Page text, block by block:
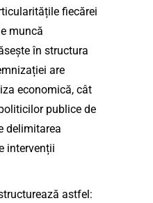
fiecărei
muncă
în structura
are
economică, cât
publice de
delimitarea
intervenții
astfel: